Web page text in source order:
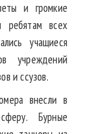
и громкие
ребятам всех
учащиеся
учреждений
и ссузов.
внесли в
Бурные